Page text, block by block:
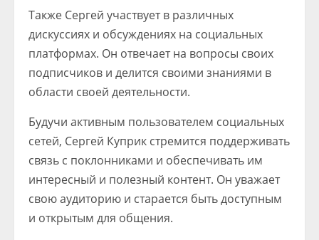
Также Сергей участвует в различных
дискуссиях и обсуждениях на социальных
платформах. Он отвечает на вопросы своих
подписчиков и делится своими знаниями в
области своей деятельности.
Будучи активным пользователем социальных
сетей, Сергей Куприк стремится поддерживать
связь с поклонниками и обеспечивать им
интересный и полезный контент. Он уважает
свою аудиторию и старается быть доступным
и открытым для общения.